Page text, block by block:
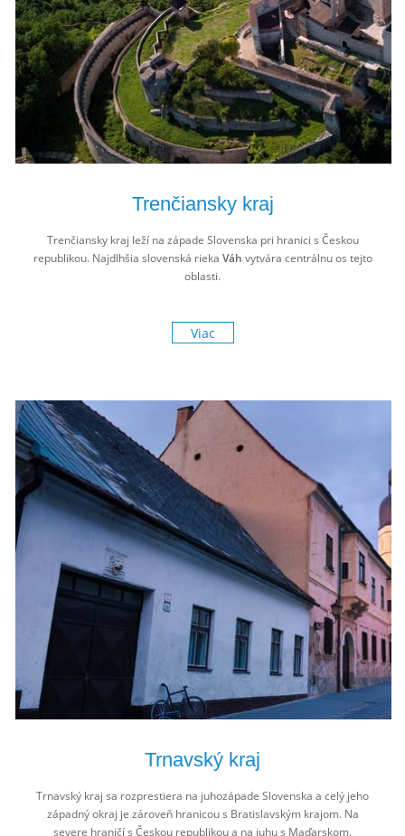
Trenčiansky kraj
Trenčiansky kraj leží na západe Slovenska pri hranici s Českou
republikou. Najdlhšia slovenská rieka Váh vytvára centrálnu os tejto
oblasti.
Viac
Trnavský kraj
Trnavský kraj sa rozprestiera na juhozápade Slovenska a celý jeho
západný okraj je zároveň hranicou s Bratislavským krajom. Na
severe hraničí s Českou republikou a na juhu s Maďarskom.